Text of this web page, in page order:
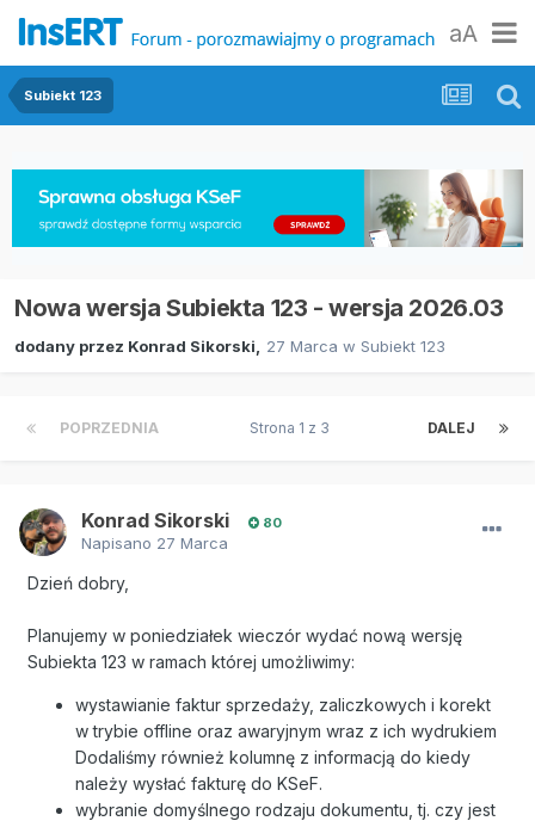
aA
Subiekt 123
Nowa wersja Subiekta 123 - wersja 2026.03
dodany przez Konrad Sikorski 27 Marca w Subiekt 123
POPRZEDNIA DALEJ
Strona 1 z 3
Konrad Sikorski 80
Napisano 27 Marca
Dzień dobry,
Planujemy w poniedziałek wieczór wydać nową wersję
Subiekta 123 w ramach której umożliwimy:
wystawianie faktur sprzedaży, zaliczkowych i korekt
w trybie offline oraz awaryjnym wraz z ich wydrukiem
Dodaliśmy również kolumnę z informacją do kiedy
należy wysłać fakturę do KSeF.
wybranie domyślnego rodzaju dokumentu, tj. czy jest